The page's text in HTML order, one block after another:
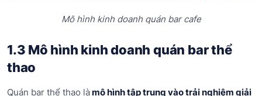
Mô hình kinh doanh quán bar cafe
1.3 Mô hình kinh doanh quán bar thể
thao
Quán bar thể thao là mô hình tập trung vào trải nghiệm giải